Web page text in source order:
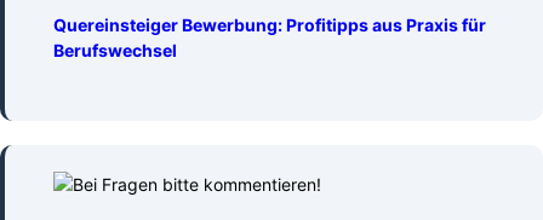
Quereinsteiger Bewerbung: Profitipps aus Praxis für
Berufswechsel